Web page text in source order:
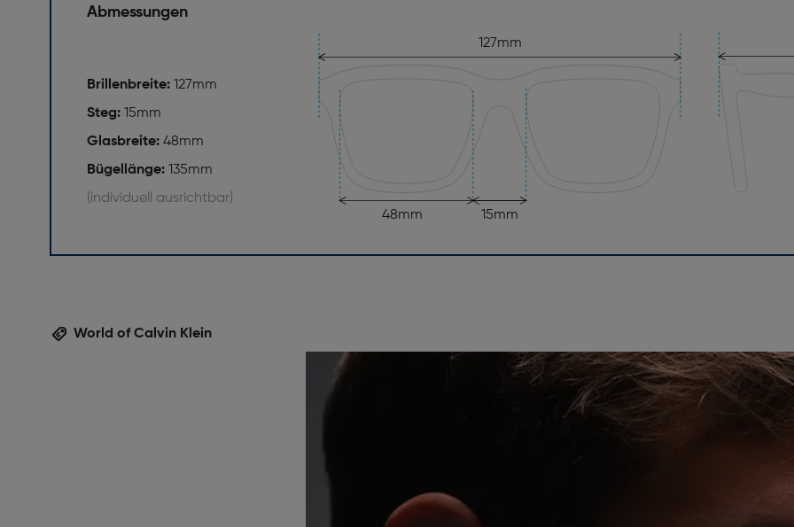
Abmessungen
Brillenbreite: 127mm
Steg: 15mm
Glasbreite: 48mm
Bügellänge: 135mm
(individuell ausrichtbar)
127mm
15mm
48mm
World of Calvin Klein